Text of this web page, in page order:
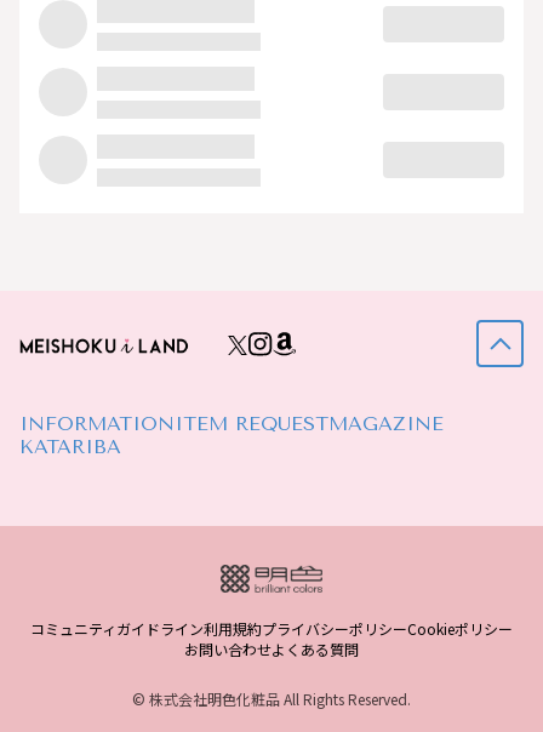
INFORMATION ITEM REQUESTMAGAZINE
KATARIBA
コミュニティガイドライン利用規約プライバシーポリシーCookieポリシー
お問い合わせよくある質問
© 株式会社明色化粧品 All Rights Reserved.